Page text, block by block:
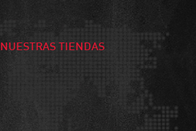
NUESTRAS TIENDAS